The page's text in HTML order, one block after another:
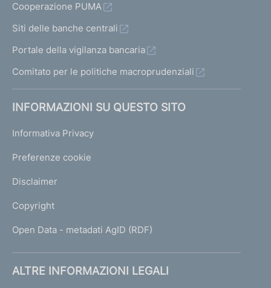
Cooperazione PUMA
Siti delle banche centrali
Portale della vigilanza bancaria
Comitato per le politiche macroprudenziali
INFORMAZIONI SU QUESTO SITO
Informativa Privacy
Preferenze cookie
Disclaimer
Copyright
Open Data - metadati AgID (RDF)
ALTRE INFORMAZIONI LEGALI